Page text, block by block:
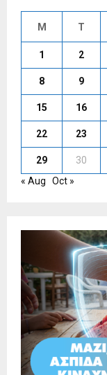
M T
1 2
8 9
15 16
22 23
29
30
« Aug
Oct »